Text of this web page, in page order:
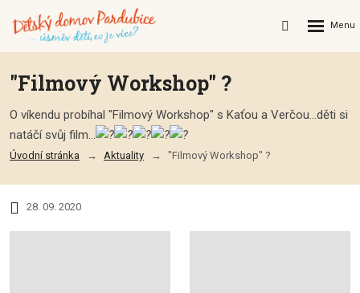
Vyhledávání
Rozbalení
"Filmový Workshop" ?
O víkendu probíhal "Filmový Workshop" s Kaťou a Verčou...děti si
natáčí svůj film...
Úvodní stránka Aktuality "Filmový Workshop" ?
28. 09. 2020